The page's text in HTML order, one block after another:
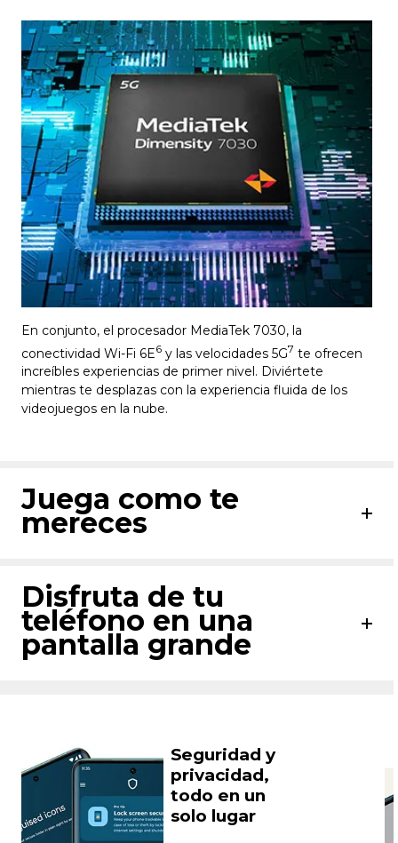
En conjunto, el procesador MediaTek 7030, la
conectividad Wi-Fi 6E6 y las velocidades 5G7 te ofrecen
increíbles experiencias de primer nivel. Diviértete
mientras te desplazas con la experiencia fluida de los
videojuegos en la nube.
Juega como te
mereces
Disfruta de tu
teléfono en una
pantalla grande
Seguridad y
privacidad,
todo en un
solo lugar